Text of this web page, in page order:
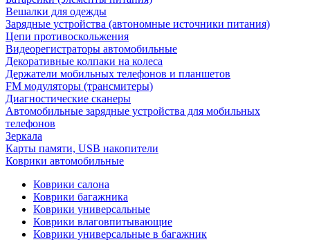
Вешалки для одежды
Зарядные устройства (автономные источники питания)
Цепи противоскольжения
Видеорегистраторы автомобильные
Декоративные колпаки на колеса
Держатели мобильных телефонов и планшетов
FM модуляторы (трансмитеры)
Диагностические сканеры
Автомобильные зарядные устройства для мобильных
телефонов
Зеркала
Карты памяти, USB накопители
Коврики автомобильные
Коврики салона
Коврики багажника
Коврики универсальные
Коврики влаговпитывающие
Коврики универсальные в багажник